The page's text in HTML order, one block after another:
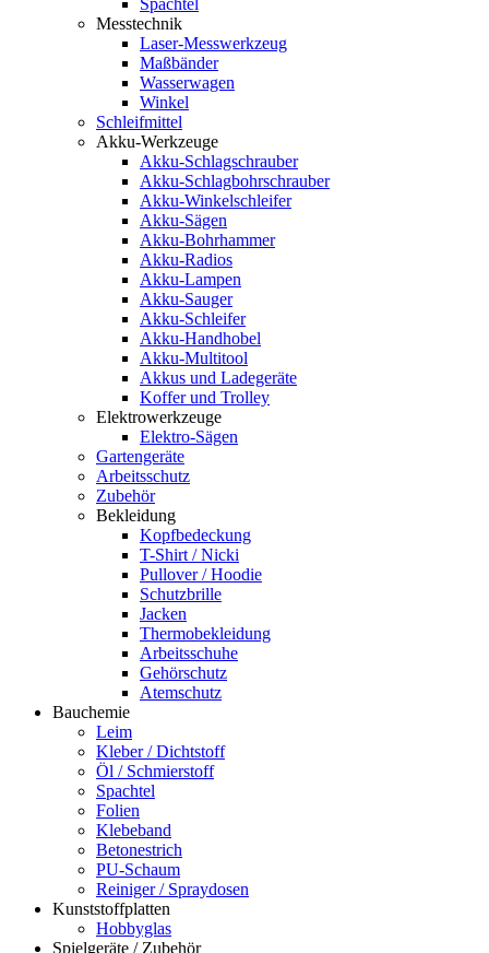
Spachtel
Messtechnik
Laser-Messwerkzeug
Maßbänder
Wasserwagen
Winkel
Schleifmittel
Akku-Werkzeuge
Akku-Schlagschrauber
Akku-Schlagbohrschrauber
Akku-Winkelschleifer
Akku-Sägen
Akku-Bohrhammer
Akku-Radios
Akku-Lampen
Akku-Sauger
Akku-Schleifer
Akku-Handhobel
Akku-Multitool
Akkus und Ladegeräte
Koffer und Trolley
Elektrowerkzeuge
Elektro-Sägen
Gartengeräte
Arbeitsschutz
Zubehör
Bekleidung
Kopfbedeckung
T-Shirt / Nicki
Pullover / Hoodie
Schutzbrille
Jacken
Thermobekleidung
Arbeitsschuhe
Gehörschutz
Atemschutz
Bauchemie
Leim
Kleber / Dichtstoff
Öl / Schmierstoff
Spachtel
Folien
Klebeband
Betonestrich
PU-Schaum
Reiniger / Spraydosen
Kunststoffplatten
Hobbyglas
Spielgeräte / Zubehör